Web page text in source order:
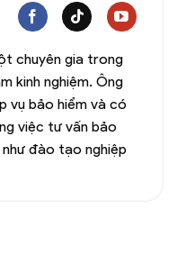
chuyên gia trong
kinh nghiệm. Ông
vụ bảo hiểm và có
việc tư vấn bảo
đào tạo nghiệp